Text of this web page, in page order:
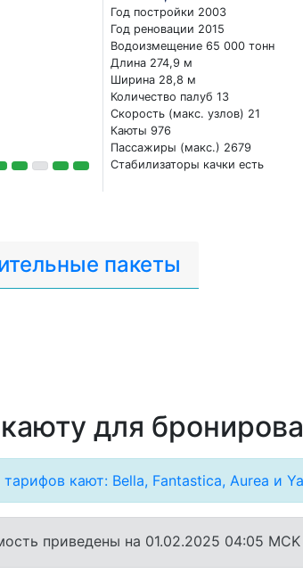
Год постройки 2003
Год реновации 2015
Водоизмещение 65 000 тонн
Длина 274,9 м
Ширина 28,8 м
Количество палуб 13
Скорость (макс. узлов) 21
Каюты 976
Пассажиры (макс.) 2679
Стабилизаторы качки есть
пакеты
для
кают: Bella, Fantastica, Aurea и
приведены на 01.02.2025 04:05 MCK